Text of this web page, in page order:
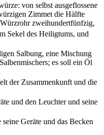
von selbst ausgeflossene
Zimmet die Hälfte
zweihundertfünfzig,
Sekel des Heiligtums, und
Salbung, eine Mischung
es soll ein Öl
der Zusammenkunft und die
und den Leuchter und seine
Geräte und das Becken